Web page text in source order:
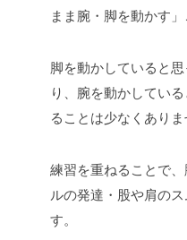
まま腕・脚を動かす
脚を動かしていると
り、腕を動かしてい
ることは少なくありま
練習を重ねることで
ルの発達・股や肩の
す。